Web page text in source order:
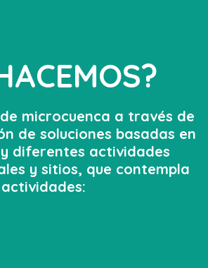
microcuenca a través de
de soluciones basadas en
diferentes actividades
y sitios, que contempla